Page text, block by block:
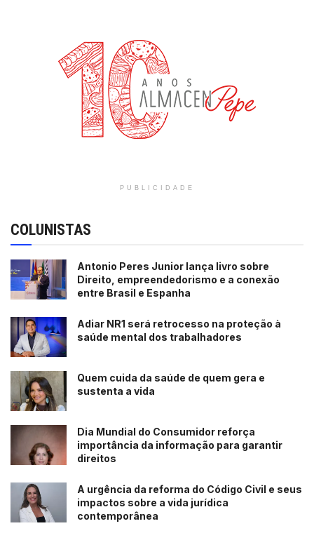
PUBLICIDADE
COLUNISTAS
Antonio Peres Junior lança livro sobre
Direito, empreendedorismo e a conexão
entre Brasil e Espanha
Adiar NR1 será retrocesso na proteção à
saúde mental dos trabalhadores
Quem cuida da saúde de quem gera e
sustenta a vida
Dia Mundial do Consumidor reforça
importância da informação para garantir
direitos
A urgência da reforma do Código Civil e seus
impactos sobre a vida jurídica
contemporânea